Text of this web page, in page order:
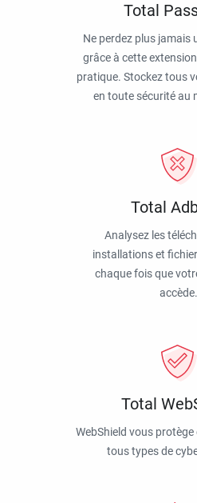
Total
Ne perdez plus jamais
grâce à cette
pratique. Stockez tous
en toute sécurité au
Total
Analysez les
installations et
chaque fois que
accède.
Total
WebShield vous
tous types de